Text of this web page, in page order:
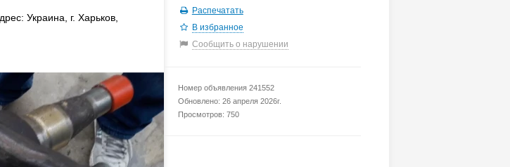
Украина, г. Харьков,
Распечатать
В избранное
Сообщить о нарушении
Номер объявления 241552
Обновлено: 26 апреля 2026г.
Просмотров: 750